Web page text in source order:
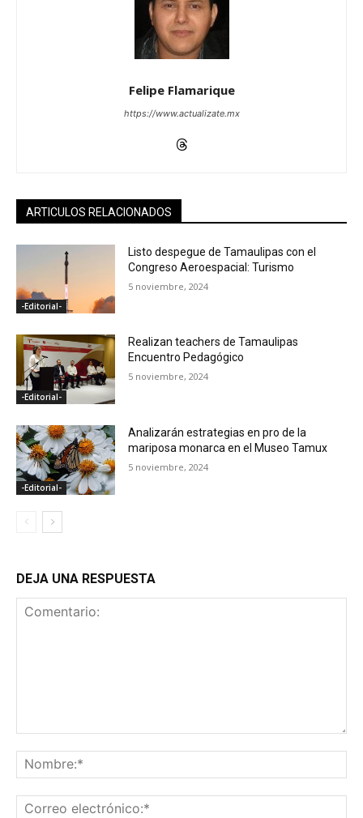
Felipe Flamarique
https://www.actualizate.mx
ARTICULOS RELACIONADOS
-Editorial-
Listo despegue de Tamaulipas con el
Congreso Aeroespacial: Turismo
5 noviembre, 2024
-Editorial-
Realizan teachers de Tamaulipas
Encuentro Pedagógico
5 noviembre, 2024
-Editorial-
Analizarán estrategias en pro de la
mariposa monarca en el Museo Tamux
5 noviembre, 2024
DEJA UNA RESPUESTA